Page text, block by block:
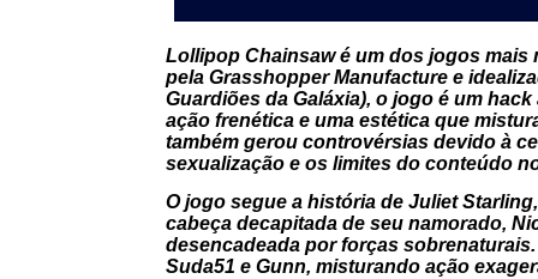
Lollipop Chainsawé um dos jogos mais
pela Grasshopper Manufacture e
Guardiões da Galáxia), o jogo é um
ação frenética e uma estética que
também gerou controvérsias devido à
sexualização e os limites do conteúdo
O jogo segue a história de Juliet
cabeça decapitada de seu namorado,
desencadeada por forças
Suda51 e Gunn, misturando ação